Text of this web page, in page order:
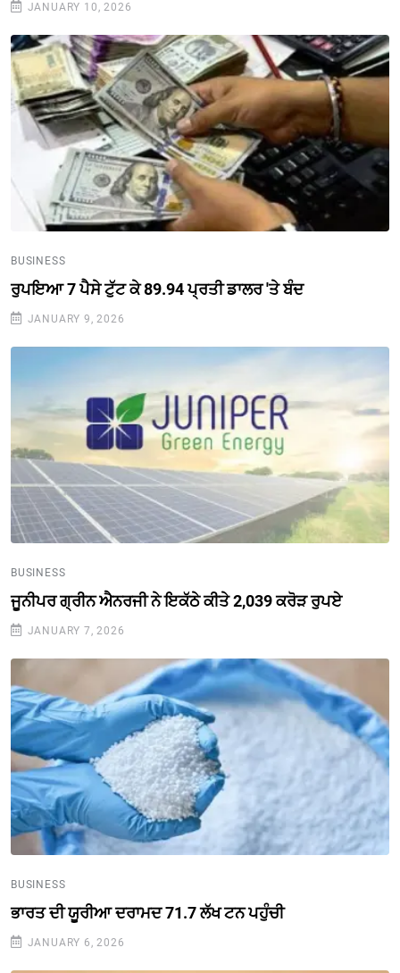
JANUARY 10, 2026
BUSINESS
ਰੁਪਇਆ 7 ਪੈਸੇ ਟੁੱਟ ਕੇ 89.94 ਪ੍ਰਤੀ ਡਾਲਰ 'ਤੇ ਬੰਦ
JANUARY 9, 2026
BUSINESS
ਜੂਨੀਪਰ ਗ੍ਰੀਨ ਐਨਰਜੀ ਨੇ ਇਕੱਠੇ ਕੀਤੇ 2,039 ਕਰੋੜ ਰੁਪਏ
JANUARY 7, 2026
BUSINESS
ਭਾਰਤ ਦੀ ਯੂਰੀਆ ਦਰਾਮਦ 71.7 ਲੱਖ ਟਨ ਪਹੁੰਚੀ
JANUARY 6, 2026